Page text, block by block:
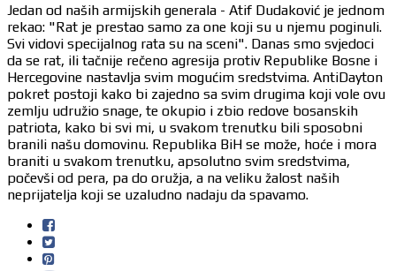
Jedan od naših armijskih generala - Atif Dudaković je jednom
rekao: "Rat je prestao samo za one koji su u njemu poginuli.
Svi vidovi specijalnog rata su na sceni". Danas smo svjedoci
da se rat, ili tačnije rečeno agresija protiv Republike Bosne i
Hercegovine nastavlja svim mogućim sredstvima. AntiDayton
pokret postoji kako bi zajedno sa svim drugima koji vole ovu
zemlju udružio snage, te okupio i zbio redove bosanskih
patriota, kako bi svi mi, u svakom trenutku bili sposobni
branili našu domovinu. Republika BiH se može, hoće i mora
braniti u svakom trenutku, apsolutno svim sredstvima,
počevši od pera, pa do oružja, a na veliku žalost naših
neprijatelja koji se uzaludno nadaju da spavamo.